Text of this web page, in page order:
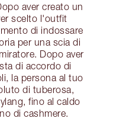
aver creato un
scelto l'outfit
di indossare
per una scia di
Dopo aver
di accordo di
la persona al tuo
di tuberosa,
fino al caldo
di cashmere.